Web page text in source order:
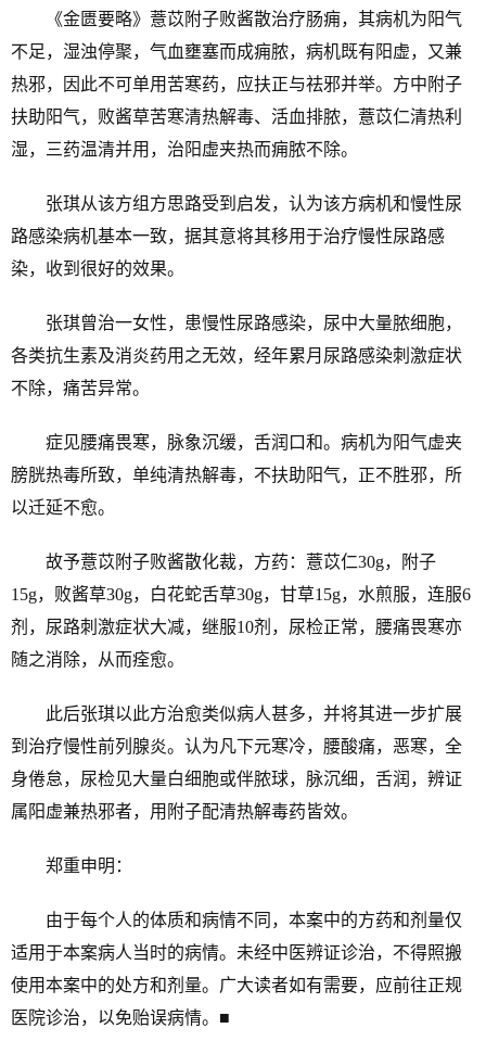
《金匮要略》薏苡附子败酱散治疗肠痈，其病机为阳气
不足，湿浊停聚，气血壅塞而成痈脓，病机既有阳虚，又兼
热邪，因此不可单用苦寒药，应扶正与祛邪并举。方中附子
扶助阳气，败酱草苦寒清热解毒、活血排脓，薏苡仁清热利
湿，三药温清并用，治阳虚夹热而痈脓不除。
张琪从该方组方思路受到启发，认为该方病机和慢性尿
路感染病机基本一致，据其意将其移用于治疗慢性尿路感
染，收到很好的效果。
张琪曾治一女性，患慢性尿路感染，尿中大量脓细胞，
各类抗生素及消炎药用之无效，经年累月尿路感染刺激症状
不除，痛苦异常。
症见腰痛畏寒，脉象沉缓，舌润口和。病机为阳气虚夹
膀胱热毒所致，单纯清热解毒，不扶助阳气，正不胜邪，所
以迁延不愈。
故予薏苡附子败酱散化裁，方药：薏苡仁30g，附子
15g，败酱草30g，白花蛇舌草30g，甘草15g，水煎服，连服6
剂，尿路刺激症状大减，继服10剂，尿检正常，腰痛畏寒亦
随之消除，从而痊愈。
此后张琪以此方治愈类似病人甚多，并将其进一步扩展
到治疗慢性前列腺炎。认为凡下元寒冷，腰酸痛，恶寒，全
身倦怠，尿检见大量白细胞或伴脓球，脉沉细，舌润，辨证
属阳虚兼热邪者，用附子配清热解毒药皆效。
郑重申明：
由于每个人的体质和病情不同，本案中的方药和剂量仅
适用于本案病人当时的病情。未经中医辨证诊治，不得照搬
使用本案中的处方和剂量。广大读者如有需要，应前往正规
医院诊治，以免贻误病情。■